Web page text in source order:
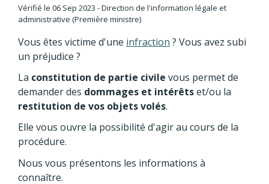
Vérifié le 06 Sep 2023 - Direction de l'information légale et
administrative (Première ministre)
Vous êtes victime d'une infraction ? Vous avez subi
un préjudice ?
La constitution de partie civile vous permet de
demander des dommages et intérêtset/ou la
restitution de vos objets volés.
Elle vous ouvre la possibilité d'agir au cours de la
procédure.
Nous vous présentons les informations à
connaître.